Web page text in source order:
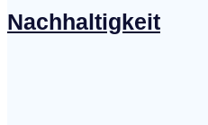
Nachhaltigkeit